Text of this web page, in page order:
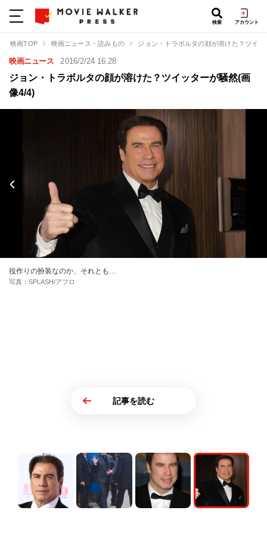
検索 アカウント
映画TOP 映画ニュース・読みもの ジョン・トラボルタの顔が溶けた？ツイッ
映画ニュース 2016/2/24 16:28
ジョン・トラボルタの顔が溶けた？ツイッターが騒然(画
像4/4)
役作りの扮装なのか、それとも…
写真：SPLASH/アフロ
記事を読む